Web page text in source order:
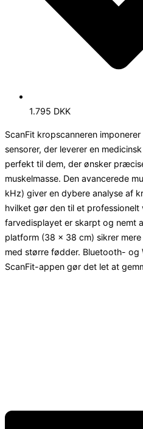
1.795 DKK
ScanFit kropscanneren
sensorer, der leverer en
perfekt til dem, der ønsker
muskelmasse. Den avancerede
kHz) giver en dybere analyse af
hvilket gør den til et
farvedisplayet er skarpt og nemt
platform (38 x 38 cm) sikrer
med større fødder. Bluetooth- og
ScanFit-appen gør det let at